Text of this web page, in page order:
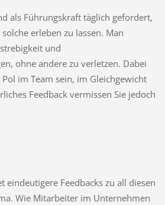
als Führungskraft täglich gefordert,
erleben zu lassen. Man
und
ohne andere zu verletzen. Dabei
im Team sein, im Gleichgewicht
Feedback vermissen Sie jedoch
eindeutigere Feedbacks zu all diesen
Wie Mitarbeiter im Unternehmen